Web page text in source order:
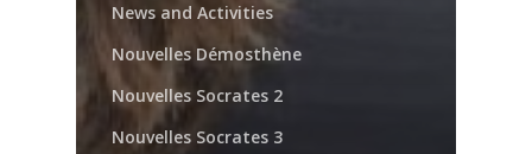
News and Activities
Nouvelles Démosthène
Nouvelles Socrates 2
Nouvelles Socrates 3